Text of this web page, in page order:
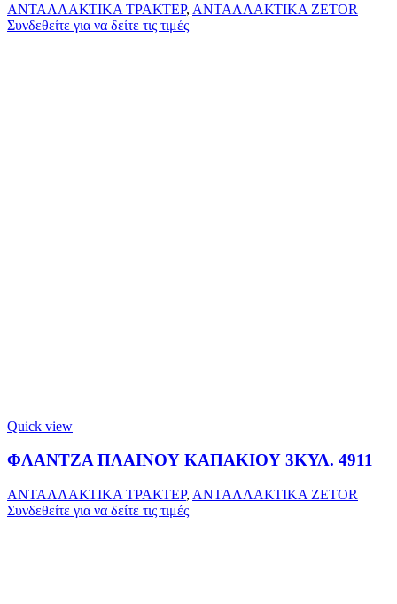
ΑΝΤΑΛΛΑΚΤΙΚΑ ΤΡΑΚΤΕΡ, ΑΝΤΑΛΛΑΚΤΙΚΑ ZETOR
Συνδεθείτε για να δείτε τις τιμές
Quick view
ΦΛΑΝΤΖΑ ΠΛΑΙΝΟΥ ΚΑΠΑΚΙΟΥ 3ΚΥΛ. 4911
ΑΝΤΑΛΛΑΚΤΙΚΑ ΤΡΑΚΤΕΡ, ΑΝΤΑΛΛΑΚΤΙΚΑ ZETOR
Συνδεθείτε για να δείτε τις τιμές